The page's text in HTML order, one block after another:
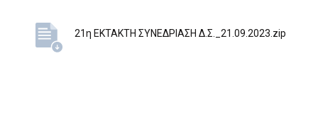
21η ΕΚΤΑΚΤΗ ΣΥΝΕΔΡΙΑΣΗ Δ.Σ._21.09.2023.zip